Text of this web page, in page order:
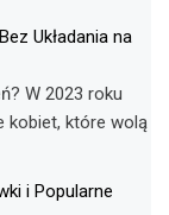
Układania na
W 2023 roku
kobiet, które wolą
i Popularne